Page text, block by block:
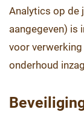
Analytics op de
aangegeven) is
voor
onderhoud